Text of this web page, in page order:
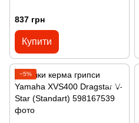
837 грн
Купити
−5%